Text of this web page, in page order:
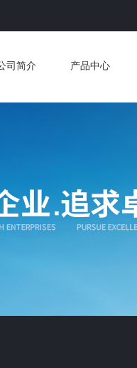
司简介 产品中心